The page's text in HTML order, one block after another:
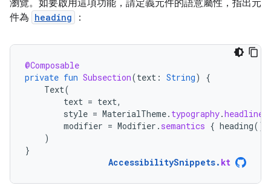
瀏覽。如要啟用這項功能，請定義元件的語意屬性，指出元
件為 heading ：
@Composable
private fun Subsection(text : String)
{
Text(
text = text,
style = MaterialTheme. typography.
modifier = Modifier . semantics { heading()
)
}
AccessibilitySnippets. kt